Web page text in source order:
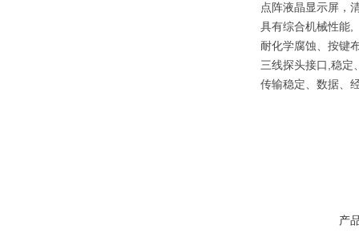
点阵液晶显示屏，
具有综合机械性能,
耐化学腐蚀、按键
三线探头接口,稳定
传输稳定、数据、
产